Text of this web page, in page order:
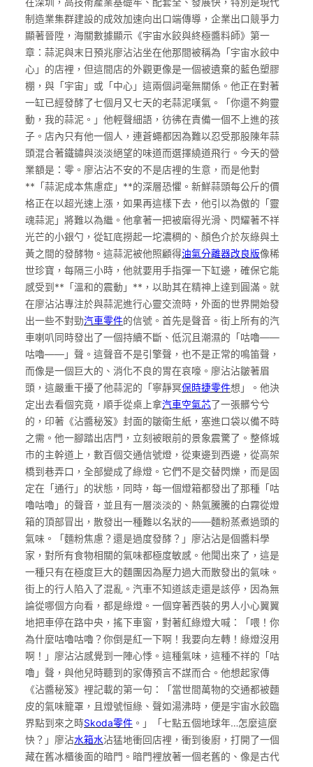
制造業集群建設的成效加速向出口端傳導，企業出口競爭力
顯著晉陞，海關數據顯示《宇宙水餃與終極醬料師》第一
章：蒜泥與末日預兆廖沾沾坐在他那間被稱為「宇宙水餃中
心」的店裡，但這間店的外觀更像是一個被遺棄的藍色塑膠
棚，與「宇宙」或「中心」這兩個詞毫無關係。他正在對著
一缸已經發酵了七個月又七天的老蒜泥嘆氣。「你還不夠靈
動，我的蒜泥。」他輕聲細語，彷彿在責備一個不上進的孩
子。店內只有他一個人，連蒼蠅都因為難以忍受那股陳年蒜
頭混合著鐵鏽與淡淡絕望的味道而選擇繞道飛行。今天的營
業額是：零。廖沾沾不安的不是店裡的生意，而是他對
**「蒜泥成本焦慮症」**的深層恐懼。新鮮蒜頭每公斤的價
格正在以超光速上漲，如果再這樣下去，他引以為傲的「靈
魂蒜泥」將難以為繼。他拿著一把被磨得光滑、閃耀著不祥
光芒的小銀勺，從缸底撈起一坨濃稠的、顏色介於灰綠與土
黃之間的發酵物。這蒜泥被他照顧得油氣分離器改良版像稀
世珍寶，每隔三小時，他就要用手指彈一下缸邊，確保它能
感受到**「溫和的震動」**，以助其在精神上達到圓滿。就
在廖沾沾專注於與蒜泥進行心靈交流時，外面的世界開始發
出一些不對勁汽車零件的信號。首先是聲音。街上所有的汽
車喇叭同時發出了一個持續不斷、低沉且潮濕的「咕嚕——
咕嚕——」聲。這聲音不是引擎聲，也不是正常的鳴笛聲，
而像是一個巨大的、消化不良的胃在哀嚎。廖沾沾皺著眉
頭，這嚴重干擾了他蒜泥的「寧靜冥保時捷零件想」。他決
定出去看個究竟，順手從桌上拿汽車空氣芯了一張髒兮兮
的，印著《沾醬秘笈》封面的皺衛生紙，塞進口袋以備不時
之需。他一腳踏出店門，立刻被眼前的景象震驚了。整條城
市的主幹道上，數百個交通信號燈，從東邊到西邊，從高架
橋到巷弄口，全部變成了綠燈。它們不是交替閃爍，而是固
定在「通行」的狀態，同時，每一個燈箱都發出了那種「咕
嚕咕嚕」的聲音，並且有一層淡淡的、熱氣騰騰的白霧從燈
箱的頂部冒出，散發出一種難以名狀的——麵粉蒸煮過頭的
氣味。「麵粉焦慮？還是過度發酵？」廖沾沾是個醬料學
家，對所有食物相關的氣味都極度敏感。他聞出來了，這是
一種只有在極度巨大的麵團因為壓力過大而散發出的氣味。
街上的行人陷入了混亂。汽車不知道該走還是該停，因為無
論從哪個方向看，都是綠燈。一個穿著西裝的男人小心翼翼
地把車停在路中央，搖下車窗，對著紅綠燈大喊：「喂！你
為什麼咕嚕咕嚕？你倒是紅一下啊！我要向左轉！綠燈沒用
啊！」廖沾沾感覺到一陣心悸。這種氣味，這種不祥的「咕
嚕」聲，與他兒時聽到的家傳預言不謀而合。他想起家傳
《沾醬秘笈》裡記載的第一句：「當世間萬物的交通都被麵
皮的氣味籠罩，且燈號恒綠、聲如湯沸時，便是宇宙水餃臨
界點到來之時Skoda零件 。」「七點五個地球年…怎麼這麼
快？」廖沾水箱水沾猛地衝回店裡，衝到後廚，打開了一個
藏在舊冰櫃後面的暗門。暗門裡放著一個老舊的、像是古代